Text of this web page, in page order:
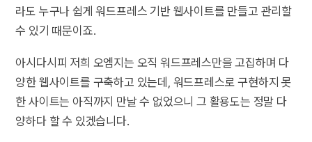
라도 누구나 쉽게 워드프레스 기반 웹사이트를 만들고 관리할
수 있기 때문이죠.
아시다시피 저희 오엠지는 오직 워드프레스만을 고집하며 다
양한 웹사이트를 구축하고 있는데, 워드프레스로 구현하지 못
한 사이트는 아직까지 만날 수 없었으니 그 활용도는 정말 다
양하다 할 수 있겠습니다.